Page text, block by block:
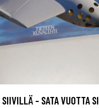
- SATA VUOTTA